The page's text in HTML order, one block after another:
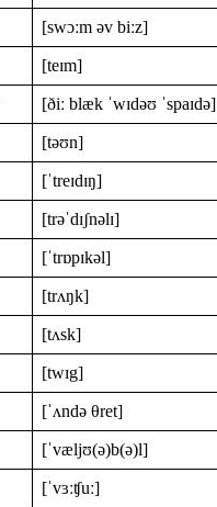
[swɔːm əv biːz]
[teɪm]
[ðiː blæk ˈwɪdəʊ ˈspaɪdə]
[təʊn]
[ˈtreɪdɪŋ]
[trəˈdɪʃnəlɪ]
[ˈtrɒpɪkəl]
[trʌŋk]
[tʌsk]
[twɪg]
[ˈʌndə θret]
[ˈvæljʊ(ə)b(ə)l]
[ˈvɜːʧuː]